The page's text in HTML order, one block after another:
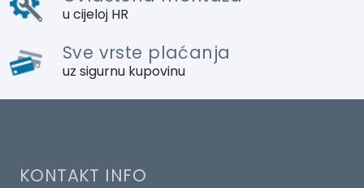
u cijeloj HR
Sve vrste plaćanja
uz sigurnu kupovinu
KONTAKT INFO